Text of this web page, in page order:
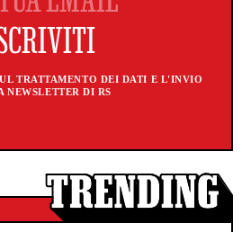
TRATTAMENTO DEI DATI E L'INVIO
NEWSLETTER DI RS